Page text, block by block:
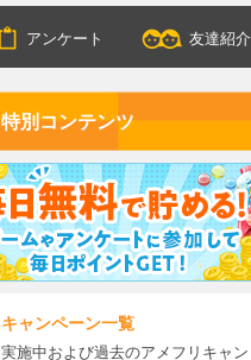
アンケート 友達紹介
特別コンテンツ
キャンペーン一覧
実施中および過去のアメフリキャン